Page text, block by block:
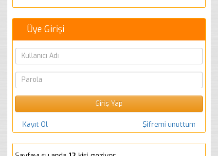
Üye Girişi
Kayıt Ol Şifremi unuttum